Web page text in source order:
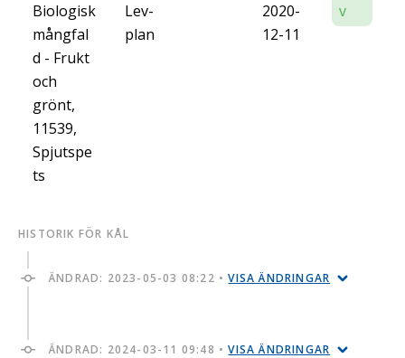
Biologisk
mångfal
d - Frukt
och
grönt,
11539,
Spjutspe
ts
Lev-
plan
2020-
12-11
v
HISTORIK FÖR KÅL
ÄNDRAD: 2023-05-03 08:22 •VISA ÄNDRINGAR
ÄNDRAD: 2024-03-11 09:48 •VISA ÄNDRINGAR